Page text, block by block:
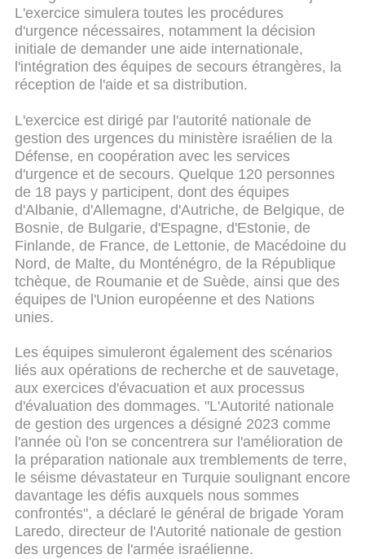
L'exercice simulera toutes les procédures
d'urgence nécessaires, notamment la décision
initiale de demander une aide internationale,
l'intégration des équipes de secours étrangères, la
réception de l'aide et sa distribution.
L'exercice est dirigé par l'autorité nationale de
gestion des urgences du ministère israélien de la
Défense, en coopération avec les services
d'urgence et de secours. Quelque 120 personnes
de 18 pays y participent, dont des équipes
d'Albanie, d'Allemagne, d'Autriche, de Belgique, de
Bosnie, de Bulgarie, d'Espagne, d'Estonie, de
Finlande, de France, de Lettonie, de Macédoine du
Nord, de Malte, du Monténégro, de la République
tchèque, de Roumanie et de Suède, ainsi que des
équipes de l'Union européenne et des Nations
unies.
Les équipes simuleront également des scénarios
liés aux opérations de recherche et de sauvetage,
aux exercices d'évacuation et aux processus
d'évaluation des dommages. "L'Autorité nationale
de gestion des urgences a désigné 2023 comme
l'année où l'on se concentrera sur l'amélioration de
la préparation nationale aux tremblements de terre,
le séisme dévastateur en Turquie soulignant encore
davantage les défis auxquels nous sommes
confrontés", a déclaré le général de brigade Yoram
Laredo, directeur de l'Autorité nationale de gestion
des urgences de l'armée israélienne.